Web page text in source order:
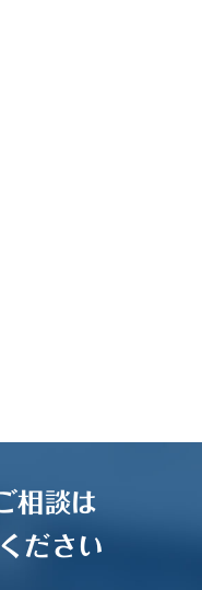
相談は
ださい